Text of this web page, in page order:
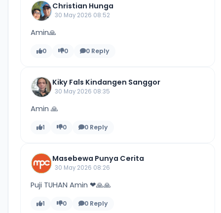
Christian Hunga
30 May 2026 08:52
Amin🙏
0 0 0 Reply
Kiky Fals Kindangen Sanggor
30 May 2026 08:35
Amin 🙏
1 0 0 Reply
Masebewa Punya Cerita
30 May 2026 08:26
Puji TUHAN Amin ❤🙏🙏
1 0 0 Reply